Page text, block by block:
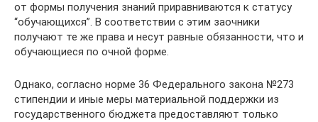
от формы получения знаний приравниваются к статусу
“обучающихся”. В соответствии с этим заочники
получают те же права и несут равные обязанности, что и
обучающиеся по очной форме.
Однако, согласно норме 36 Федерального закона №273
стипендии и иные меры материальной поддержки из
государственного бюджета предоставляют только